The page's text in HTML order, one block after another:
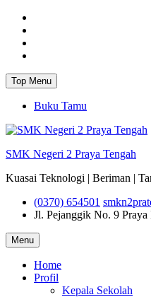
Top Menu
Buku Tamu
SMK Negeri 2 Praya Tengah
Kuasai Teknologi | Beriman |
(0370) 654501
Jl. Pejanggik No. 9 Praya
Menu
Home
Profil
Kepala Sekolah